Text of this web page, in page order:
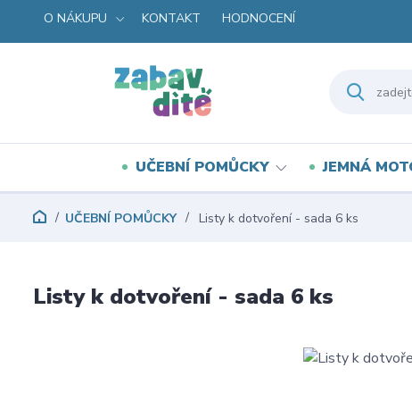
O NÁKUPU KONTAKT HODNOCENÍ
UČEBNÍ POMŮCKY JEMNÁ
UČEBNÍ POMŮCKY Listy k dotvoření - sada 6 ks
Listy k dotvoření - sada 6 ks